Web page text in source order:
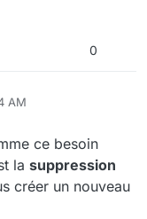
0
AM
ce besoin
la suppression
créer un nouveau